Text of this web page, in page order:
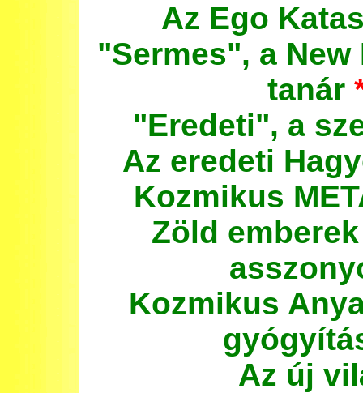
Az Ego
"Sermes", a New
tanár
"Eredeti", a
Az eredeti
Kozmikus
Zöld emberek
Kozmikus
Az új